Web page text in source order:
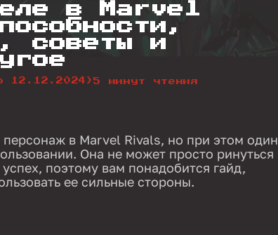
в Marvel
советы и
12.12.2024)5 минут чтения
в Marvel Rivals, но при этом один
Она не может просто ринуться
поэтому вам понадобится гайд,
ее сильные стороны.